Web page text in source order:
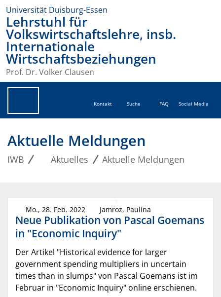
Universität Duisburg-Essen
Lehrstuhl für
Volkswirtschaftslehre, insb.
Internationale
Wirtschaftsbeziehungen
Prof. Dr. Volker Clausen
Kontakt Suche FAQ Social Media
Aktuelle Meldungen
IWB Aktuelles Aktuelle Meldungen
Mo., 28. Feb. 2022 Jamroz, Paulina
Neue Publikation von Pascal Goemans
in "Economic Inquiry"
Der Artikel "Historical evidence for larger
government spending multipliers in uncertain
times than in slumps" von Pascal Goemans ist im
Februar in "Economic Inquiry" online erschienen.